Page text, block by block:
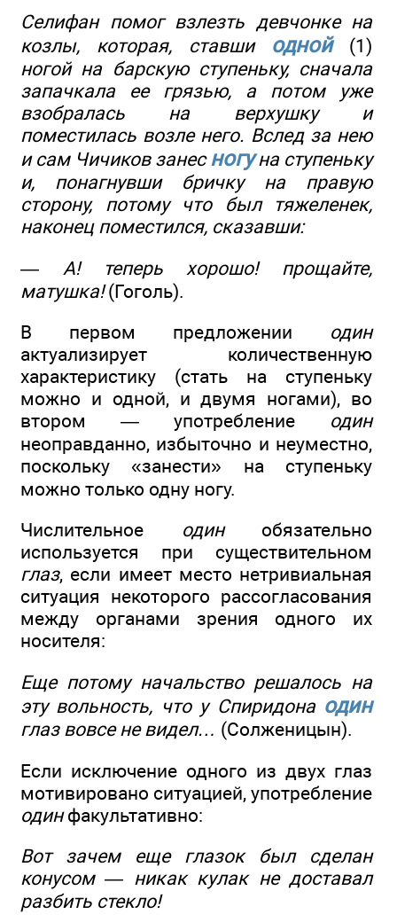
Селифан помог взлезть девчонке на
козлы, которая, ставши одной(1)
ногой на барскую ступеньку, сначала
запачкала ее грязью, а потом уже
взобралась на верхушку и
поместилась возле него. Вслед за нею
и сам Чичиков занесногуна ступеньку
и, понагнувши бричку на правую
сторону, потому что был тяжеленек,
наконец поместился, сказавши:
— А! теперь хорошо! прощайте,
матушка!(Гоголь).
В первом предложении один
актуализирует количественную
характеристику (стать на ступеньку
можно и одной, и двумя ногами), во
втором — употребление один
неоправданно, избыточно и неуместно,
поскольку «занести» на ступеньку
можно только одну ногу.
Числительное одинобязательно
используется при существительном
глаз, если имеет место нетривиальная
ситуация некоторого рассогласования
между органами зрения одного их
носителя:
Еще потому начальство решалось на
эту вольность, что у Спиридона один
глаз вовсе не видел… (Солженицын).
Если исключение одного из двух глаз
мотивировано ситуацией, употребление
одинфакультативно:
Вот зачем еще глазок был сделан
конусом — никак кулак не доставал
разбить стекло!